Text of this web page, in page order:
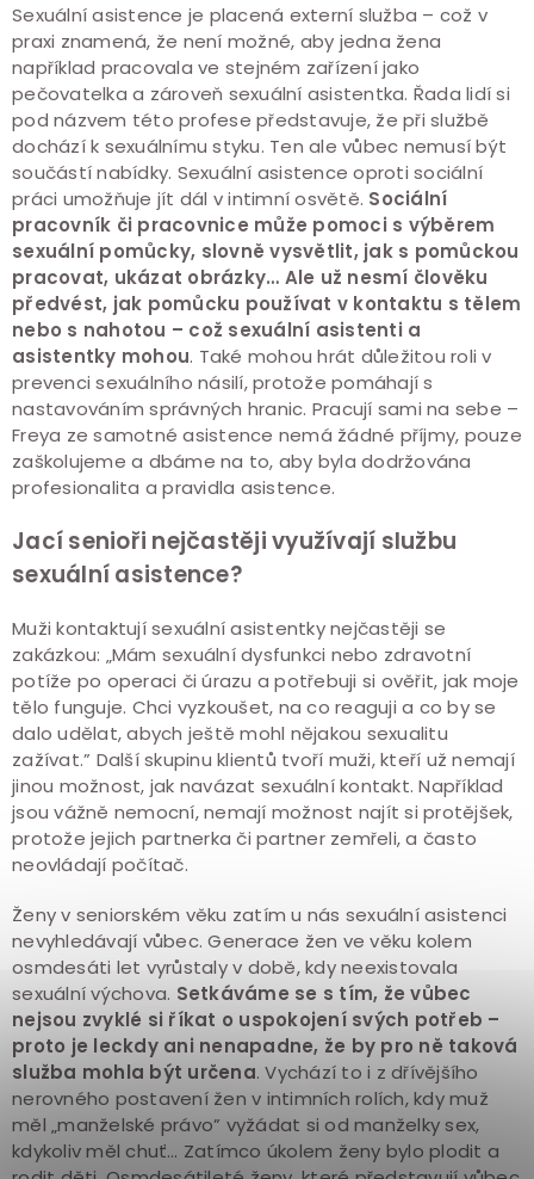
Sexuální asistence je placená externí služba – což v
praxi znamená, že není možné, aby jedna žena
například pracovala ve stejném zařízení jako
pečovatelka a zároveň sexuální asistentka. Řada lidí si
pod názvem této profese představuje, že při službě
dochází k sexuálnímu styku. Ten ale vůbec nemusí být
součástí nabídky. Sexuální asistence oproti sociální
práci umožňuje jít dál v intimní osvětě. Sociální
pracovník či pracovnice může pomoci s výběrem
sexuální pomůcky, slovně vysvětlit, jak s pomůckou
pracovat, ukázat obrázky… Ale už nesmí člověku
předvést, jak pomůcku používat v kontaktu s tělem
nebo s nahotou – což sexuální asistenti a
asistentky mohou. Také mohou hrát důležitou roli v
prevenci sexuálního násilí, protože pomáhají s
nastavováním správných hranic. Pracují sami na sebe –
Freya ze samotné asistence nemá žádné příjmy, pouze
zaškolujeme a dbáme na to, aby byla dodržována
profesionalita a pravidla asistence.
Jací senioři nejčastěji využívají službu
sexuální asistence?
Muži kontaktují sexuální asistentky nejčastěji se
zakázkou: „Mám sexuální dysfunkci nebo zdravotní
potíže po operaci či úrazu a potřebuji si ověřit, jak moje
tělo funguje. Chci vyzkoušet, na co reaguji a co by se
dalo udělat, abych ještě mohl nějakou sexualitu
zažívat.” Další skupinu klientů tvoří muži, kteří už nemají
jinou možnost, jak navázat sexuální kontakt. Například
jsou vážně nemocní, nemají možnost najít si protějšek,
protože jejich partnerka či partner zemřeli, a často
neovládají počítač.
Ženy v seniorském věku zatím u nás sexuální asistenci
nevyhledávají vůbec. Generace žen ve věku kolem
osmdesáti let vyrůstaly v době, kdy neexistovala
sexuální výchova. Setkáváme se s tím, že vůbec
nejsou zvyklé si říkat o uspokojení svých potřeb –
proto je leckdy ani nenapadne, že by pro ně taková
služba mohla být určena. Vychází to i z dřívějšího
nerovného postavení žen v intimních rolích, kdy muž
měl „manželské právo” vyžádat si od manželky sex,
kdykoliv měl chuť… Zatímco úkolem ženy bylo plodit a